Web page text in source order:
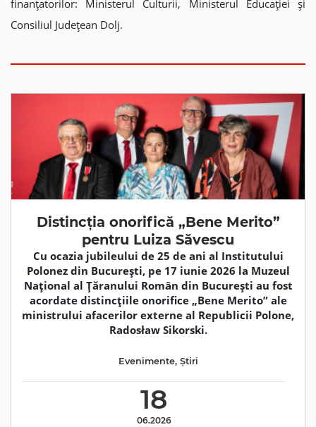
finanțatorilor: Ministerul Culturii, Ministerul Educației și
Consiliul Județean Dolj.
Distincția onorifică „Bene Merito”
pentru Luiza Săvescu
Cu ocazia jubileului de 25 de ani al Institutului
Polonez din București, pe 17 iunie 2026 la Muzeul
Național al Țăranului Român din București au fost
acordate distincțiile onorifice „Bene Merito” ale
ministrului afacerilor externe al Republicii Polone,
Radosław Sikorski.
18
06.2026
Evenimente, Știri